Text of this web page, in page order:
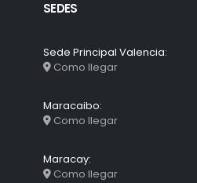
SEDES
Sede Principal Valencia:
Como llegar
Maracaibo:
Como llegar
Maracay:
Como llegar